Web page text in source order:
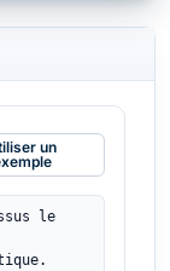
un
le